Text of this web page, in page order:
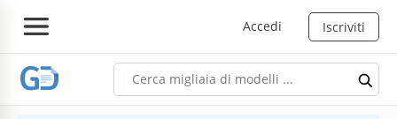
Accedi Iscriviti